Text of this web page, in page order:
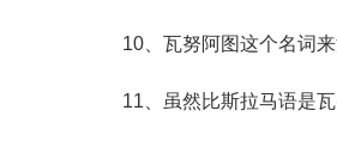
10、瓦努阿图这个名词来
11、虽然比斯拉马语是